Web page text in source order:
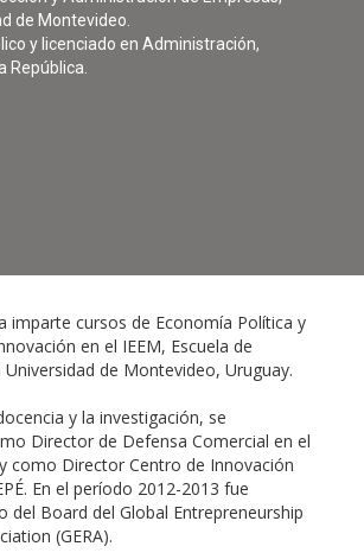
de Montevideo.
y licenciado en Administración,
República.
imparte cursos de Economía Política y
en el IEEM, Escuela de
de Montevideo, Uruguay.
y la investigación, se
Director de Defensa Comercial en el
como Director Centro de Innovación
En el período 2012-2013 fue
del Board del Global Entrepreneurship
(GERA).